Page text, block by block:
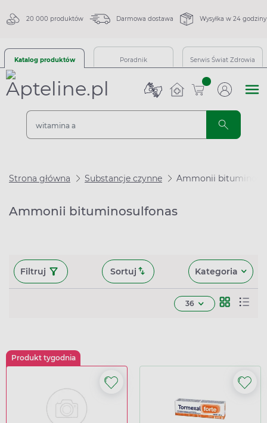
20 000 produktów Darmowa dostawa Wysyłka w 24 godziny
Katalog produktów Poradnik Serwis Świat Zdrowia
sztuk
Strona główna Substancje czynne Ammonii
Ammonii bituminosulfonas
Filtruj Sortuj Kategoria
36
Produkt tygodnia